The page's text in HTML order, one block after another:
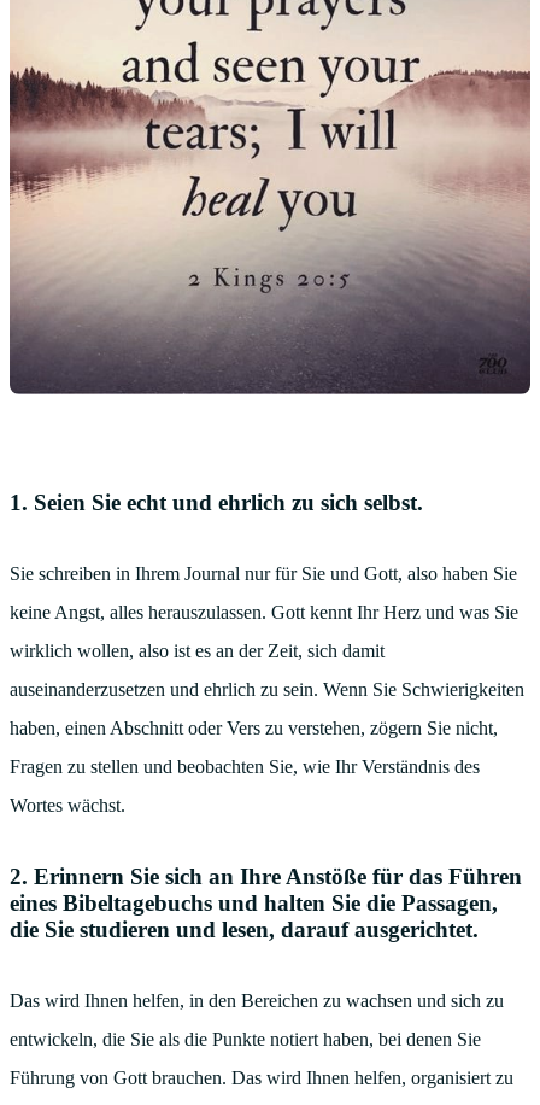
1. Seien Sie echt und ehrlich zu sich selbst.
Sie schreiben in Ihrem Journal nur für Sie und Gott, also haben Sie
keine Angst, alles herauszulassen. Gott kennt Ihr Herz und was Sie
wirklich wollen, also ist es an der Zeit, sich damit
auseinanderzusetzen und ehrlich zu sein. Wenn Sie Schwierigkeiten
haben, einen Abschnitt oder Vers zu verstehen, zögern Sie nicht,
Fragen zu stellen und beobachten Sie, wie Ihr Verständnis des
Wortes wächst.
2. Erinnern Sie sich an Ihre Anstöße für das Führen
eines Bibeltagebuchs und halten Sie die Passagen,
die Sie studieren und lesen, darauf ausgerichtet.
Das wird Ihnen helfen, in den Bereichen zu wachsen und sich zu
entwickeln, die Sie als die Punkte notiert haben, bei denen Sie
Führung von Gott brauchen. Das wird Ihnen helfen, organisiert zu